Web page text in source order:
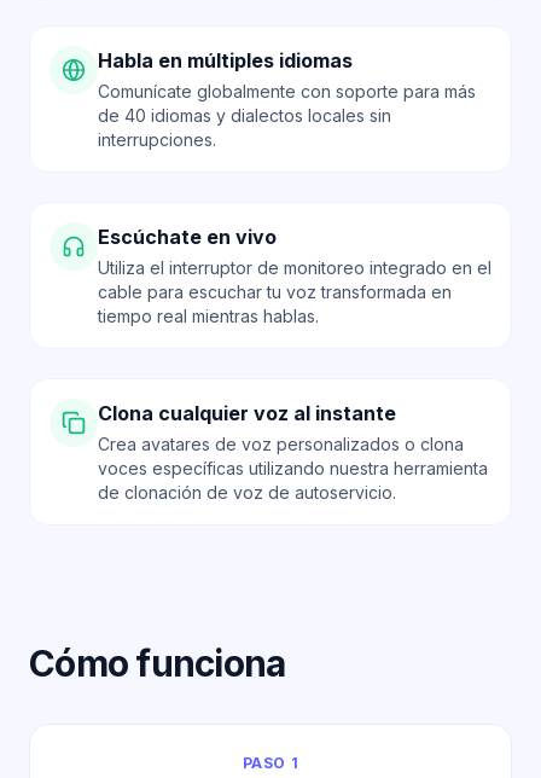
Habla en múltiples idiomas
Comunícate globalmente con soporte para más
de 40 idiomas y dialectos locales sin
interrupciones.
Escúchate en vivo
Utiliza el interruptor de monitoreo integrado en el
cable para escuchar tu voz transformada en
tiempo real mientras hablas.
Clona cualquier voz al instante
Crea avatares de voz personalizados o clona
voces específicas utilizando nuestra herramienta
de clonación de voz de autoservicio.
Cómo funciona
PASO 1